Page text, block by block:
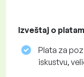
Izveštaj o
Plata za
iskustvu,